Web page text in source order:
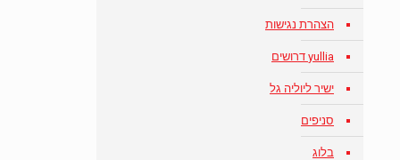
הצהרת נגישות
yullia דרושים
ישיר ליוליה גל
סניפים
בלוג